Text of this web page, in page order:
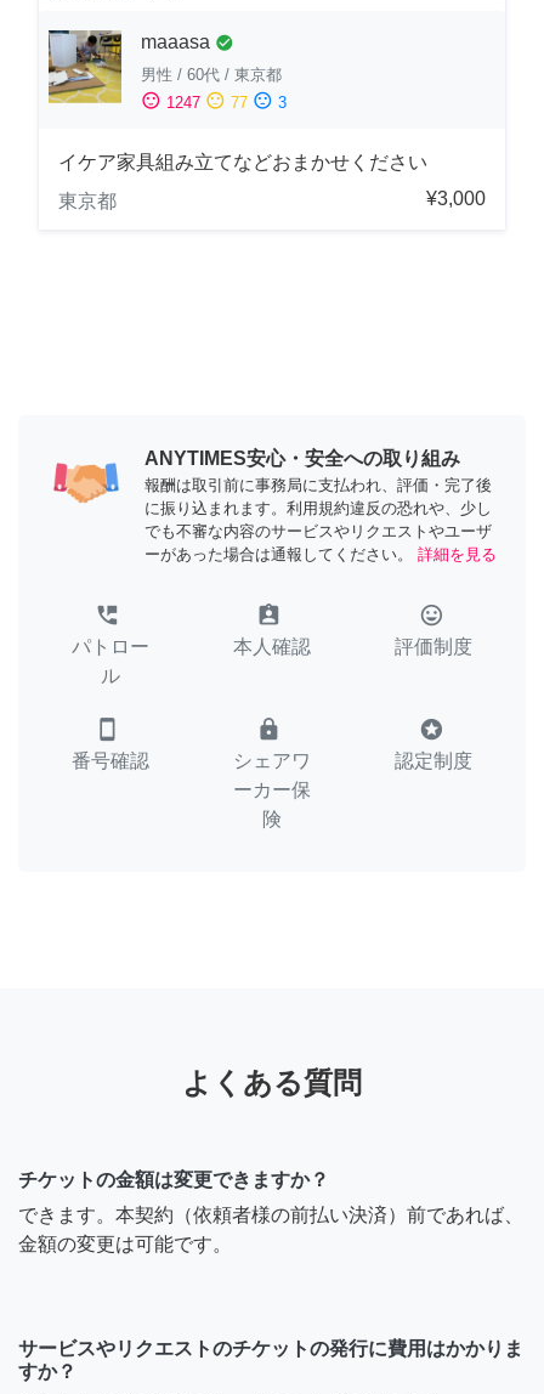
maaasa check_circle
男性 / 60代 / 東京都
sentiment_satisfied 1247 sentiment_neutral 77 sentiment_dissatisfied 3
イケア家具組み立てなどおまかせください
東京都
¥3,000
ANYTIMES安心・安全への取り組み
報酬は取引前に事務局に支払われ、評価・完了後
に振り込まれます。利用規約違反の恐れや、少し
でも不審な内容のサービスやリクエストやユーザ
ーがあった場合は通報してください。
詳細を見る
perm_phone_msg
パトロー
ル
assignment_ind
本人確認
tag_faces
評価制度
smartphone
番号確認
lock
シェアワ
ーカー保
険
stars
認定制度
よくある質問
チケットの金額は変更できますか？
できます。本契約（依頼者様の前払い決済）前であれば、
金額の変更は可能です。
サービスやリクエストのチケットの発行に費用はかかりま
すか？